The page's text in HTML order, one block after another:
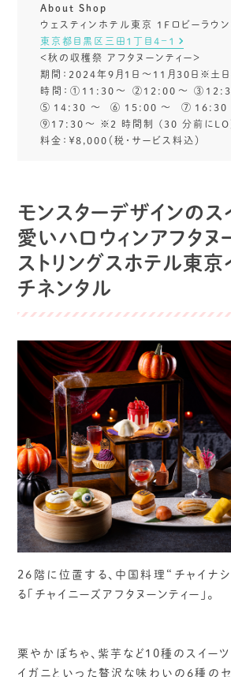
About Shop
ウェスティンホテル東京 1Fロビーラウン
東京都目黒区三田１丁目４−１
＜秋の収穫祭 アフタヌーンティー＞
期間：2024年9月1日～11月30日※土日
時間：①11:30～ ②12:00～
⑤14:30～ ⑥15:00～ ⑦16:30
⑨17:30～ ※2 時間制 (30 分前に
料金：￥8,000（税・サービス料込）
モンスターデザインのス
愛いハロウィンアフタヌ
ストリングスホテル東京
チネンタル
26階に位置する、中国料理“チャイナ
る「チャイニーズアフタヌーンティー」。
栗やかぼちゃ、紫芋など10種のスイー
イガニといった贅沢な味わいの6種の